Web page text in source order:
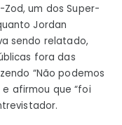
um dos Super-
Jordan
sendo relatado,
fora das
“Não podemos
e afirmou que “foi